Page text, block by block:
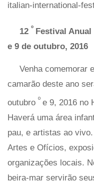
italian-international-
12 º Festival Anual
e 9 de outubro, 2016
Venha comemorar
camarão deste ano
outubro º e 9, 2016 no
Haverá uma área
pau, e artistas ao
Artes e Ofícios,
organizações locais.
beira-mar servirão